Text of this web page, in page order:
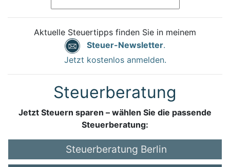
Aktuelle Steuertipps finden Sie in meinem
Steuer-Newsletter.
Jetzt kostenlos anmelden.
Steuerberatung
Jetzt Steuern sparen – wählen Sie die passende
Steuerberatung:
Steuerberatung Berlin